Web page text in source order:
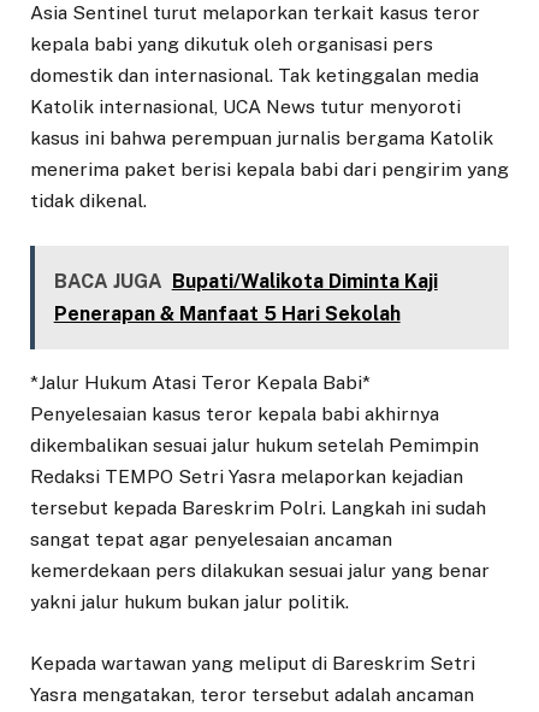
Asia Sentinel turut melaporkan terkait kasus teror
kepala babi yang dikutuk oleh organisasi pers
domestik dan internasional. Tak ketinggalan media
Katolik internasional, UCA News tutur menyoroti
kasus ini bahwa perempuan jurnalis bergama Katolik
menerima paket berisi kepala babi dari pengirim yang
tidak dikenal.
BACA JUGA Bupati/Walikota Diminta Kaji
Penerapan & Manfaat 5 Hari Sekolah
*Jalur Hukum Atasi Teror Kepala Babi*
Penyelesaian kasus teror kepala babi akhirnya
dikembalikan sesuai jalur hukum setelah Pemimpin
Redaksi TEMPO Setri Yasra melaporkan kejadian
tersebut kepada Bareskrim Polri. Langkah ini sudah
sangat tepat agar penyelesaian ancaman
kemerdekaan pers dilakukan sesuai jalur yang benar
yakni jalur hukum bukan jalur politik.
Kepada wartawan yang meliput di Bareskrim Setri
Yasra mengatakan, teror tersebut adalah ancaman